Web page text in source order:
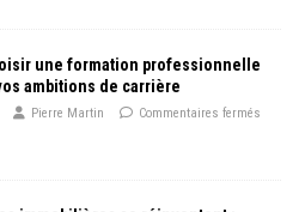
une formation professionnelle
ambitions de carrière
Pierre Martin Commentaires fermés